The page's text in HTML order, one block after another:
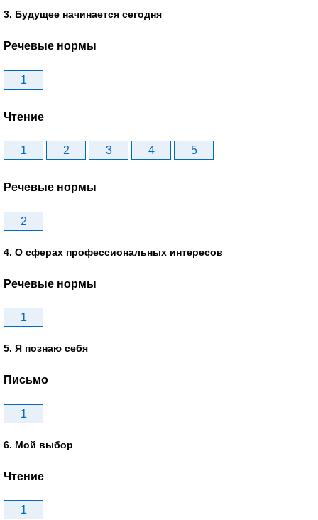
3. Будущее начинается сегодня
Речевые нормы
1
Чтение
1 2 3 4 5
Речевые нормы
2
4. О сферах профессиональных интересов
Речевые нормы
1
5. Я познаю себя
Письмо
1
6. Мой выбор
Чтение
1